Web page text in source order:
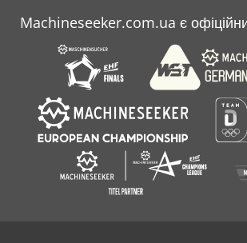
Малого Формату
Подрібнювач
Machineseeker.com.ua є